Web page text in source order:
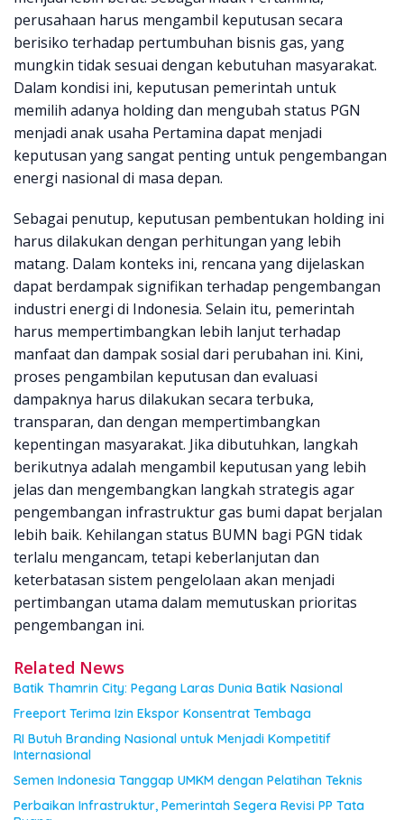
perusahaan harus mengambil keputusan secara
berisiko terhadap pertumbuhan bisnis gas, yang
mungkin tidak sesuai dengan kebutuhan masyarakat.
Dalam kondisi ini, keputusan pemerintah untuk
memilih adanya holding dan mengubah status PGN
menjadi anak usaha Pertamina dapat menjadi
keputusan yang sangat penting untuk pengembangan
energi nasional di masa depan.
Sebagai penutup, keputusan pembentukan holding ini
harus dilakukan dengan perhitungan yang lebih
matang. Dalam konteks ini, rencana yang dijelaskan
dapat berdampak signifikan terhadap pengembangan
industri energi di Indonesia. Selain itu, pemerintah
harus mempertimbangkan lebih lanjut terhadap
manfaat dan dampak sosial dari perubahan ini. Kini,
proses pengambilan keputusan dan evaluasi
dampaknya harus dilakukan secara terbuka,
transparan, dan dengan mempertimbangkan
kepentingan masyarakat. Jika dibutuhkan, langkah
berikutnya adalah mengambil keputusan yang lebih
jelas dan mengembangkan langkah strategis agar
pengembangan infrastruktur gas bumi dapat berjalan
lebih baik. Kehilangan status BUMN bagi PGN tidak
terlalu mengancam, tetapi keberlanjutan dan
keterbatasan sistem pengelolaan akan menjadi
pertimbangan utama dalam memutuskan prioritas
pengembangan ini.
Related News
Batik Thamrin City: Pegang Laras Dunia Batik Nasional
Freeport Terima Izin Ekspor Konsentrat Tembaga
RI Butuh Branding Nasional untuk Menjadi Kompetitif
Internasional
Semen Indonesia Tanggap UMKM dengan Pelatihan Teknis
Perbaikan Infrastruktur, Pemerintah Segera Revisi PP Tata